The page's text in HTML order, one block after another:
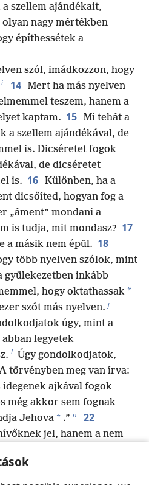
szellem ajándékait,
nagy mértékben
építhessétek a
szól, imádkozzon, hogy
i 14 Mert ha más nyelven
teszem, hanem a
kaptam. 15 Mi tehát a
a szellem ajándékával, de
is. Dicséretet fogok
de dicséretet
is. 16 Különben, ha a
dicsőíted, hogyan fog a
„áment” mondani a
is tudja, mit mondasz? 17
a másik nem épül. 18
több nyelven szólok, mint
gyülekezetben inkább
hogy oktathassak *
szót más nyelven. j
úgy, mint a
abban legyetek
l Úgy gondolkodjatok,
törvényben meg van írva:
idegenek ajkával fogok
még akkor sem fognak
Jehova * .” n 22
jel, hanem a nem
23
helyre, és mindnyájan